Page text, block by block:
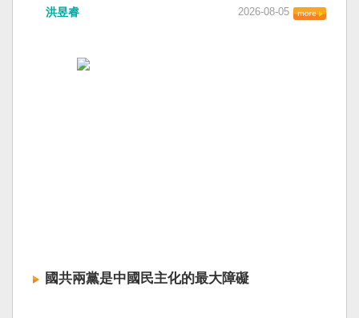
洪昱睿 2026-08-05
國共兩黨是中國民主化的最大障礙